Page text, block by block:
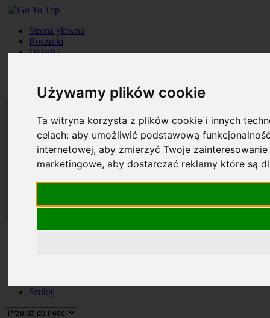
Używamy plików cookie
Ta witryna korzysta z plików cookie i innych
celach:aby umożliwić podstawową
internetowej,aby zmierzyć Twoje
marketingowe,aby dostarczać reklamy które są
Strona główna
Roczniki
Okładki
Szukaj
Szukaj